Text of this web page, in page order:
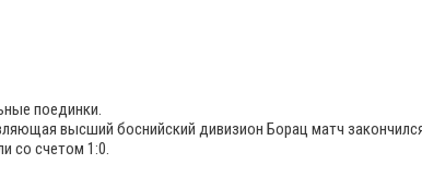
поединки.
высший боснийский дивизион Борац матч
со счетом 1:0.